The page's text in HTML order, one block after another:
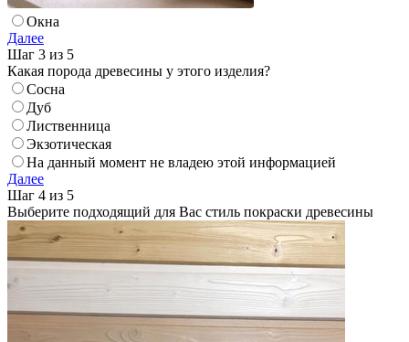
Окна
Далее
Шаг 3 из 5
Какая порода древесины у этого изделия?
Сосна
Дуб
Лиственница
Экзотическая
На данный момент не владею этой информацией
Далее
Шаг 4 из 5
Выберите подходящий для Вас стиль покраски древесины